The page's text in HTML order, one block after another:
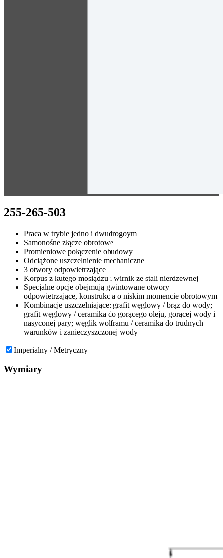
255-265-503
Praca w trybie jedno i dwudrogoym
Samonośne złącze obrotowe
Promieniowe połączenie obudowy
Odciążone uszczelnienie mechaniczne
3 otwory odpowietrzające
Korpus z kutego mosiądzu i wirnik ze stali nierdzewnej
Specjalne opcje obejmują gwintowane otwory
odpowietrzające, konstrukcja o niskim momencie obrotowym
Kombinacje uszczelniające: grafit węglowy / brąz do wody;
grafit węglowy / ceramika do gorącego oleju, gorącej wody i
nasyconej pary; węglik wolframu / ceramika do trudnych
warunków i zanieczyszczonej wody
Imperialny / Metryczny
Wymiary